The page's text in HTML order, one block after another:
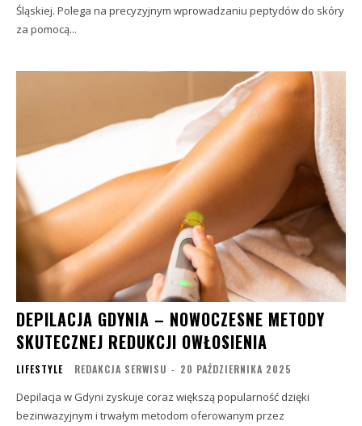
Śląskiej. Polega na precyzyjnym wprowadzaniu peptydów do skóry
za pomocą...
DEPILACJA GDYNIA – NOWOCZESNE METODY
SKUTECZNEJ REDUKCJI OWŁOSIENIA
LIFESTYLE REDAKCJA SERWISU - 20 PAŹDZIERNIKA 2025
Depilacja w Gdyni zyskuje coraz większą popularność dzięki
bezinwazyjnym i trwałym metodom oferowanym przez